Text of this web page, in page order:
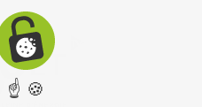
☝ 🍪